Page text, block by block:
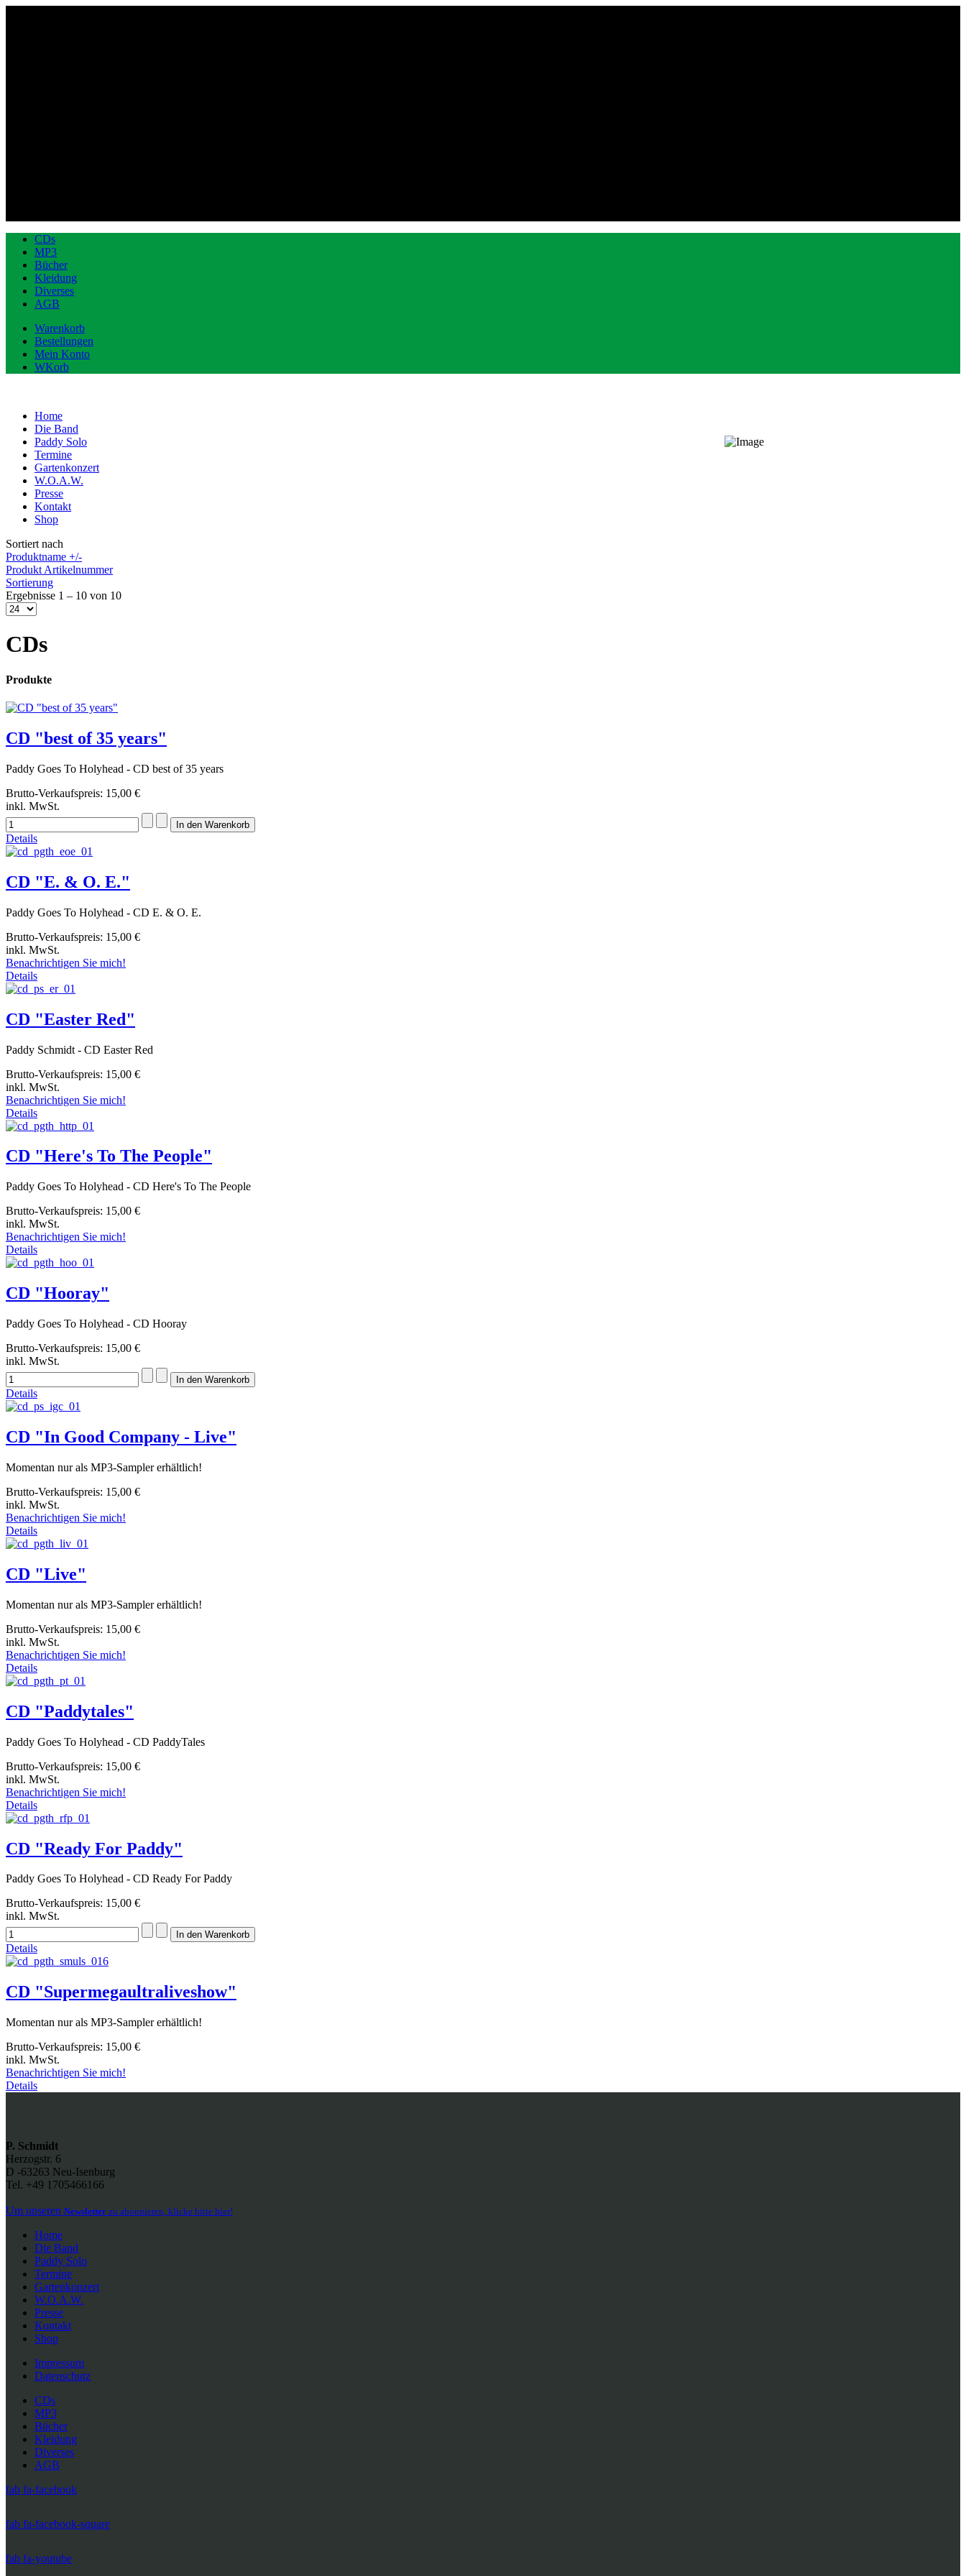
CDs
MP3
Bücher
Kleidung
Diverses
AGB
Warenkorb
Bestellungen
Mein Konto
WKorb
Home
Die Band
Paddy Solo
Termine
Gartenkonzert
W.O.A.W.
Presse
Kontakt
Shop
Sortiert nach
Produktname +/-
Produkt Artikelnummer
Sortierung
Ergebnisse 1 – 10 von 10
CDs
Produkte
CD "best of 35 years"
Paddy Goes To Holyhead - CD best of 35 years
Brutto-Verkaufspreis: 15,00 €
inkl. MwSt.
Details
CD "E. & O. E."
Paddy Goes To Holyhead - CD E. & O. E.
Brutto-Verkaufspreis: 15,00 €
inkl. MwSt.
Benachrichtigen Sie mich!
Details
CD "Easter Red"
Paddy Schmidt - CD Easter Red
Brutto-Verkaufspreis: 15,00 €
inkl. MwSt.
Benachrichtigen Sie mich!
Details
CD "Here's To The People"
Paddy Goes To Holyhead - CD Here's To The People
Brutto-Verkaufspreis: 15,00 €
inkl. MwSt.
Benachrichtigen Sie mich!
Details
CD "Hooray"
Paddy Goes To Holyhead - CD Hooray
Brutto-Verkaufspreis: 15,00 €
inkl. MwSt.
Details
CD "In Good Company - Live"
Momentan nur als MP3-Sampler erhältlich!
Brutto-Verkaufspreis: 15,00 €
inkl. MwSt.
Benachrichtigen Sie mich!
Details
CD "Live"
Momentan nur als MP3-Sampler erhältlich!
Brutto-Verkaufspreis: 15,00 €
inkl. MwSt.
Benachrichtigen Sie mich!
Details
CD "Paddytales"
Paddy Goes To Holyhead - CD PaddyTales
Brutto-Verkaufspreis: 15,00 €
inkl. MwSt.
Benachrichtigen Sie mich!
Details
CD "Ready For Paddy"
Paddy Goes To Holyhead - CD Ready For Paddy
Brutto-Verkaufspreis: 15,00 €
inkl. MwSt.
Details
CD "Supermegaultraliveshow"
Momentan nur als MP3-Sampler erhältlich!
Brutto-Verkaufspreis: 15,00 €
inkl. MwSt.
Benachrichtigen Sie mich!
Details
P. Schmidt
Herzogstr. 6
D -63263 Neu-Isenburg
Tel. +49 1705466166
Um unseren Newsletter zu abonnieren, klicke bitte hier!
Home
Die Band
Paddy Solo
Termine
Gartenkonzert
W.O.A.W.
Presse
Kontakt
Shop
Impressum
Datenschutz
CDs
MP3
Bücher
Kleidung
Diverses
AGB
fab fa-facebook
fab fa-facebook-square
fab fa-youtube